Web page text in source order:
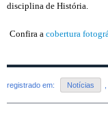
disciplina de História.
Confira a cobertura
registrado em: Notícias